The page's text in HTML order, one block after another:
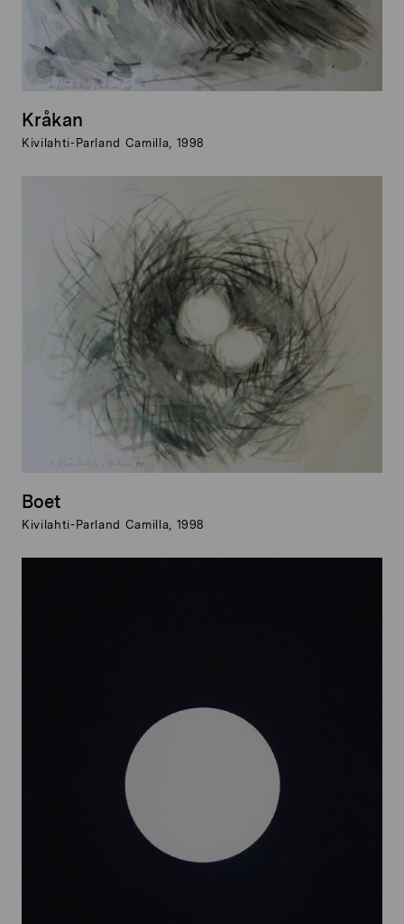
Kråkan
Kivilahti-Parland Camilla, 1998
Boet
Kivilahti-Parland Camilla, 1998